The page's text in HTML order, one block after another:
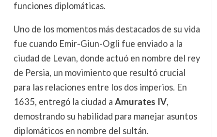
funciones diplomáticas.
Uno de los momentos más destacados de su vida
fue cuando Emir-Giun-Ogli fue enviado a la
ciudad de Levan, donde actuó en nombre del rey
de Persia, un movimiento que resultó crucial
para las relaciones entre los dos imperios. En
1635, entregó la ciudad a Amurates IV,
demostrando su habilidad para manejar asuntos
diplomáticos en nombre del sultán.